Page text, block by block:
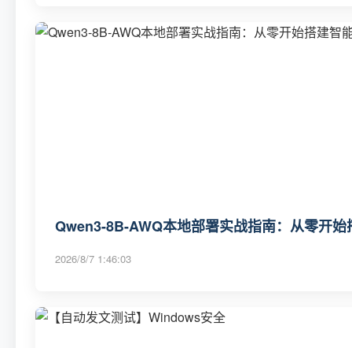
Qwen3-8B-AWQ本地部署实战指南：从零开始
2026/8/7 1:46:03